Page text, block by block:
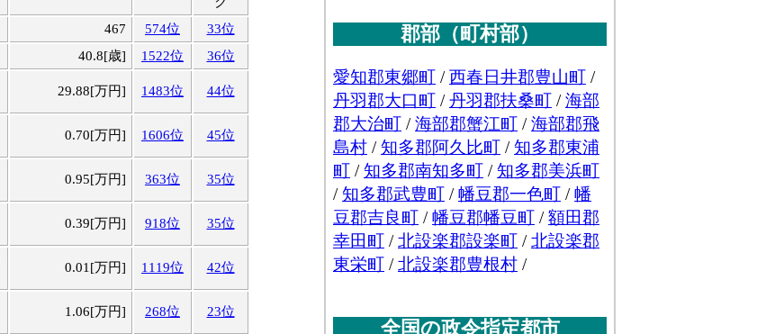
467 574位
33位
40.8[歳] 1522位
36位
29.88[万円] 1483位 44位
0.70[万円] 1606位 45位
0.95[万円] 363位 35位
0.39[万円] 918位 35位
0.01[万円] 1119位 42位
1.06[万円] 268位 23位